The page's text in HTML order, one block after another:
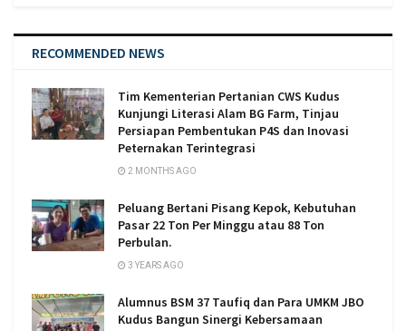
RECOMMENDED NEWS
Tim Kementerian Pertanian CWS Kudus
Kunjungi Literasi Alam BG Farm, Tinjau
Persiapan Pembentukan P4S dan Inovasi
Peternakan Terintegrasi
2 MONTHS AGO
Peluang Bertani Pisang Kepok, Kebutuhan
Pasar 22 Ton Per Minggu atau 88 Ton
Perbulan.
3 YEARS AGO
Alumnus BSM 37 Taufiq dan Para UMKM JBO
Kudus Bangun Sinergi Kebersamaan